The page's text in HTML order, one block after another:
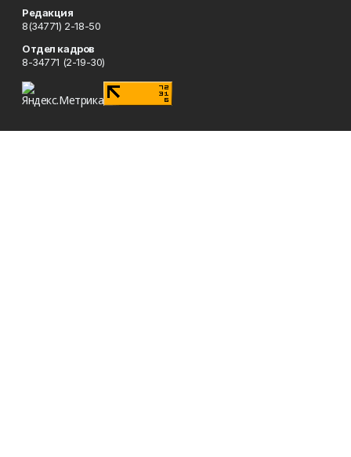
Редакция
8(34771) 2-18-50
Отдел кадров
8-34771 (2-19-30)